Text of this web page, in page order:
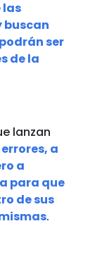
las
buscan
ser
de la
lanzan
a
a
para que
de sus
.